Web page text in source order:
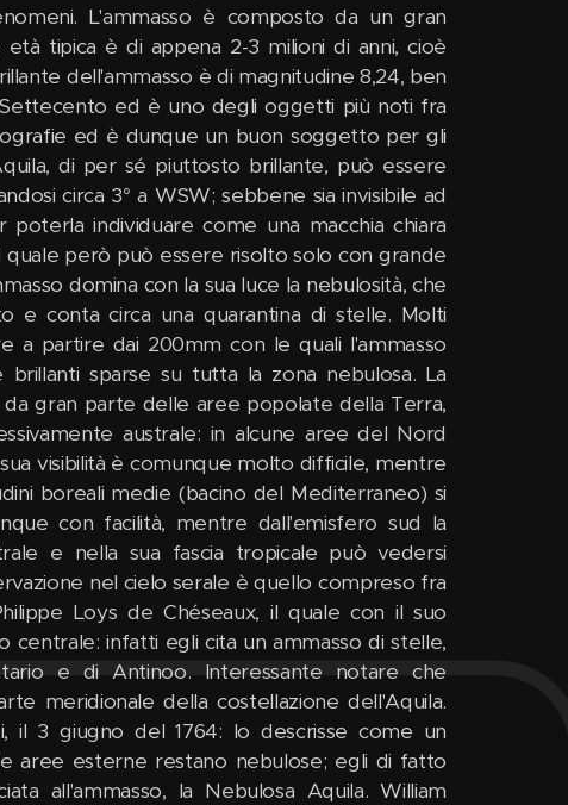
L'ammasso è composto da un gran
tipica è di appena 2-3 milioni di anni, cioè
dell'ammasso è di magnitudine 8,24, ben
ed è uno degli oggetti più noti fra
ed è dunque un buon soggetto per gli
di per sé piuttosto brillante, può essere
circa 3° a WSW; sebbene sia invisibile ad
individuare come una macchia chiara
quale però può essere risolto solo con grande
domina con la sua luce la nebulosità, che
e conta circa una quarantina di stelle. Molti
a partire dai 200mm con le quali l'ammasso
sparse su tutta la zona nebulosa. La
gran parte delle aree popolate della Terra,
australe: in alcune aree del Nord
visibilità è comunque molto difficile, mentre
boreali medie (bacino del Mediterraneo) si
con facilità, mentre dall'emisfero sud la
e nella sua fascia tropicale può vedersi
nel cielo serale è quello compreso fra
Loys de Chéseaux, il quale con il suo
centrale: infatti egli cita un ammasso di stelle,
e di Antinoo. Interessante notare che
meridionale della costellazione dell'Aquila.
il 3 giugno del 1764: lo descrisse come un
aree esterne restano nebulose; egli di fatto
all'ammasso, la Nebulosa Aquila. William